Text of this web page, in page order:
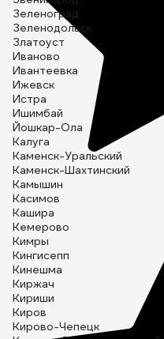
Зеленоград
Зеленодольск
Златоуст
Иваново
Ивантеевка
Ижевск
Истра
Ишимбай
Йошкар-Ола
Калуга
Каменск-Уральский
Каменск-Шахтинский
Камышин
Касимов
Кашира
Кемерово
Кимры
Кингисепп
Кинешма
Киржач
Кириши
Киров
Кирово-Чепецк